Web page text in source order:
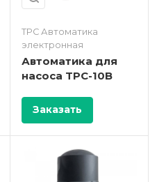
TPC Автоматика
электронная
Автоматика для
насоса TPC-10B
Заказать